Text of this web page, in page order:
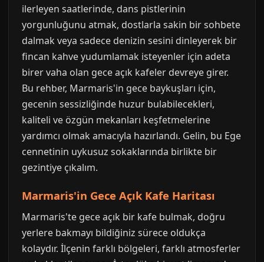
ilerleyen saatlerinde, dans pistlerinin
yorgunluğunu atmak, dostlarla sakin bir sohbete
dalmak veya sadece denizin sesini dinleyerek bir
fincan kahve yudumlamak isteyenler için adeta
birer vaha olan gece açık kafeler devreye girer.
Bu rehber, Marmaris'in gece baykuşları için,
gecenin sessizliğinde huzur bulabilecekleri,
kaliteli ve özgün mekanları keşfetmelerine
yardımcı olmak amacıyla hazırlandı. Gelin, bu Ege
cennetinin uykusuz sokaklarında birlikte bir
gezintiye çıkalım.
Marmaris'in Gece Açık Kafe Haritası
Marmaris'te gece açık bir kafe bulmak, doğru
yerlere bakmayı bildiğiniz sürece oldukça
kolaydır. İlçenin farklı bölgeleri, farklı atmosferler